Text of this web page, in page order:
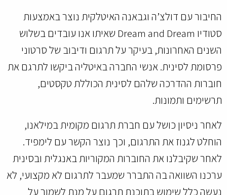
החיבור עם דולצ’ה וגבאנה האיטלקית נוצר באמצעות
סטודיו Dream and Dream שאיתו אנו עובדים בשלוש
השנים האחרונות, בעיקר על תרגום ודיבוב של סרטוני
פרסומת לסינית. אנשי החברה באיטליה ביקשו לתרגם את
חוברות ההדרכה שלהם לסינית הכוללת טקסטים,
תרשימים ותמונות.
לאחר ניסיון כושל עם חברת תרגום מקומית במילאנו,
הוחלט לגנוז את התרגום, וכך נוצר הקשר עם לימפיד.
לאחר שקיבלנו את החוברות המקוריות באנגלית ובסינית
ערכנו השוואה בה התברר שמעבר לתרגום לא מקצועי, לא
נעשה כלל שימוש בתוכנת תרגום על מנת לשמור על